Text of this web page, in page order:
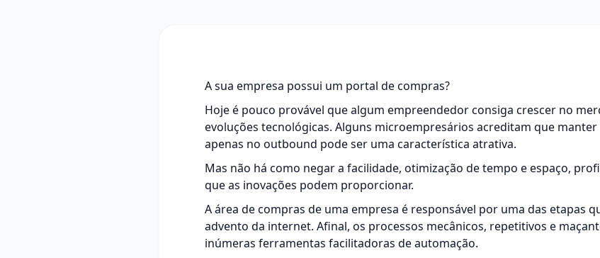
A sua empresa possui um portal de compras?
Hoje é pouco provável que algum empreendedor consiga crescer no
evoluções tecnológicas. Alguns microempresários acreditam que
apenas no outbound pode ser uma característica atrativa.
Mas não há como negar a facilidade, otimização de tempo e espaço,
que as inovações podem proporcionar.
A área de compras de uma empresa é responsável por uma das etapas
advento da internet. Afinal, os processos mecânicos, repetitivos e
inúmeras ferramentas facilitadoras de automação.